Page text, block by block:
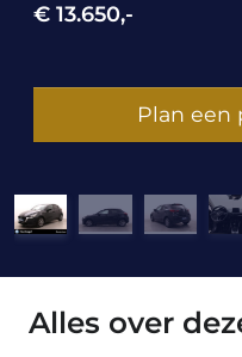
€ 13.650,-
Plan een
Alles over